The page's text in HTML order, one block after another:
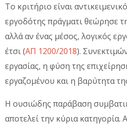
Το κριτήριο είναι
εργοδότης πράγματι θεώρησε
αλλά αν ένας μέσος, λογικός
έτσι (ΑΠ 1200/2018).
εργασίας, η φύση της
εργαζομένου και η βαρύτητα
Η ουσιώδης παράβαση
αποτελεί την κύρια κατηγορία.